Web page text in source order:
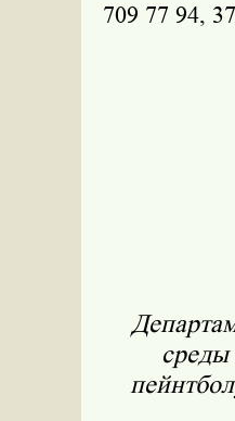
709 77 94,
среды